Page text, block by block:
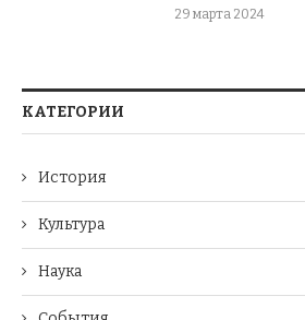
29 марта 2024
КАТЕГОРИИ
История
Культура
Наука